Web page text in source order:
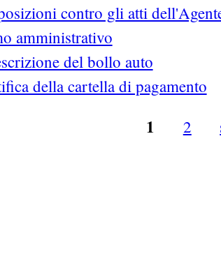
contro gli atti
amministrativo
del bollo auto
della cartella di pagamento
1 2